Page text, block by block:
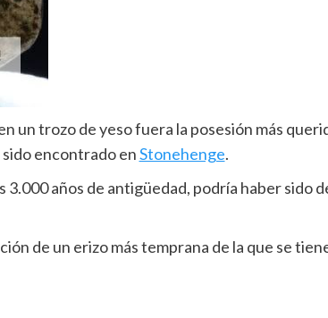
un trozo de yeso fuera la posesión más
encontrado enStonehenge.
3.000 años de antigüedad, podría haber sido
de un erizo más temprana de la que se